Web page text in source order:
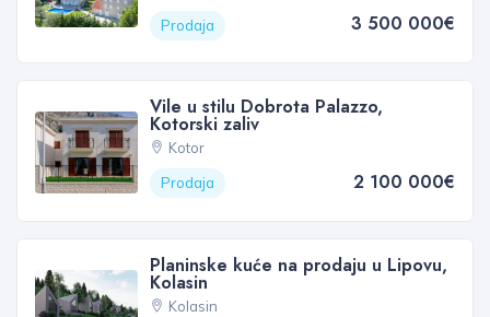
Prodaja
3 500 000€
Vile u stilu Dobrota Palazzo,
Kotorski zaliv
Kotor
Prodaja
2 100 000€
Planinske kuće na prodaju u Lipovu,
Kolasin
Kolasin